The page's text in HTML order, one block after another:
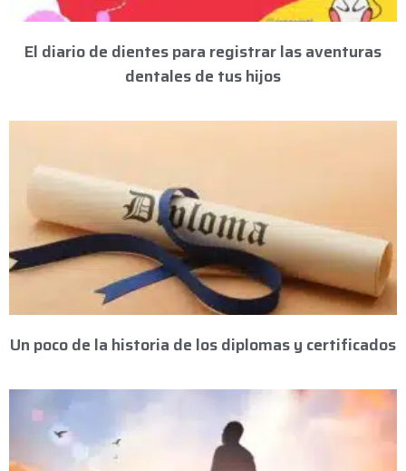
El diario de dientes para registrar las aventuras
dentales de tus hijos
Un poco de la historia de los diplomas y certificados